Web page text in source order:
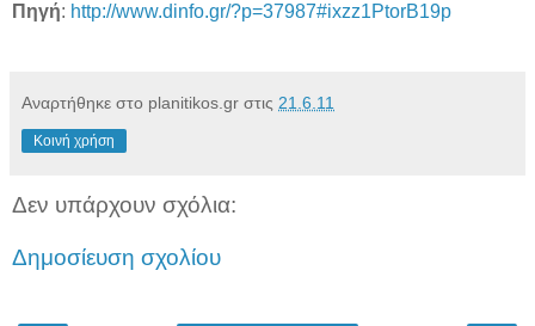
Πηγή: http://www.dinfo.gr/?p=37987#ixzz1PtorB19p
Αναρτήθηκε στο planitikos.gr στις 21.6.11
Κοινή χρήση
Δεν υπάρχουν σχόλια:
Δημοσίευση σχολίου